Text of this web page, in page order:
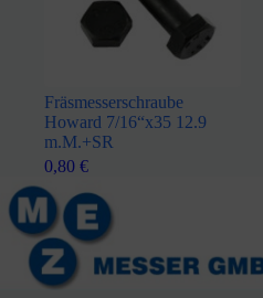
Fräsmesserschraube
Howard 7/16“x35 12.9
m.M.+SR
0,80 €